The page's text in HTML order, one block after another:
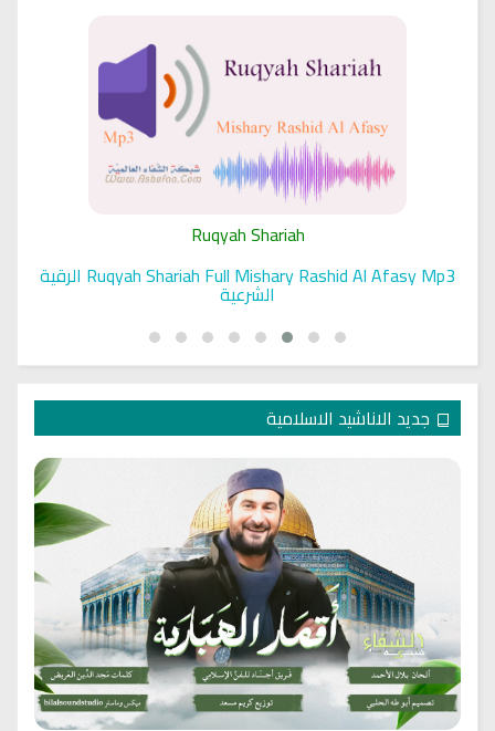
Ruqyah Shariah
Ruqyah Shariah Full Mishary Rashid Al Afasy Mp3 الرقية
الشرعية
جديد الاناشيد الاسلامية